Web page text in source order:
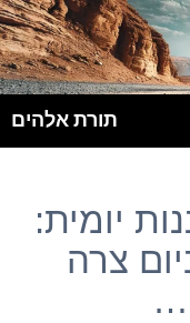
תורת אלהים
יומית:
צרה